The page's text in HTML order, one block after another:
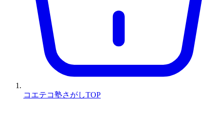
コエテコ塾さがしTOP